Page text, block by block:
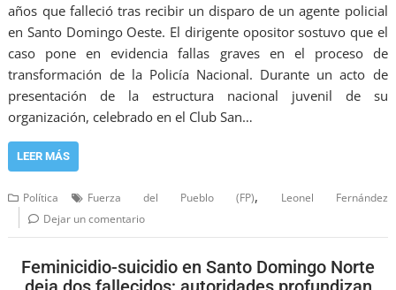
años que falleció tras recibir un disparo de un agente policial
en Santo Domingo Oeste. El dirigente opositor sostuvo que el
caso pone en evidencia fallas graves en el proceso de
transformación de la Policía Nacional. Durante un acto de
presentación de la estructura nacional juvenil de su
organización, celebrado en el Club San…
LEER MÁS
Política Fuerza del Pueblo (FP),
Leonel Fernández
Dejar un comentario
Feminicidio-suicidio en Santo Domingo Norte